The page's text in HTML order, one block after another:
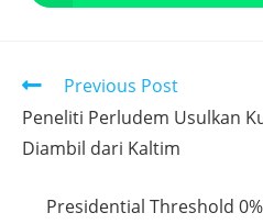
Previous Post
Peneliti Perludem Usulkan
Diambil dari Kaltim
Presidential Threshold